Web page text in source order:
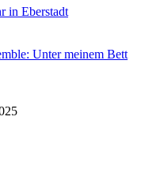
in Eberstadt
Unter meinem Bett